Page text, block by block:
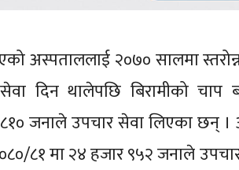
अस्पताललाई २०७० सालमा
सेवा दिन थालेपछि बिरामीको
जनाले उपचार सेवा लिएका छन्
८१ मा २४ हजार ९५२ जनाले